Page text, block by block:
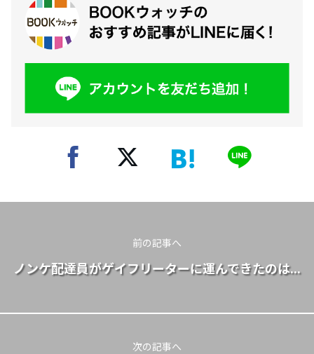
前の記事へ
ノンケ配達員がゲイフリーターに運んできたのは...
次の記事へ